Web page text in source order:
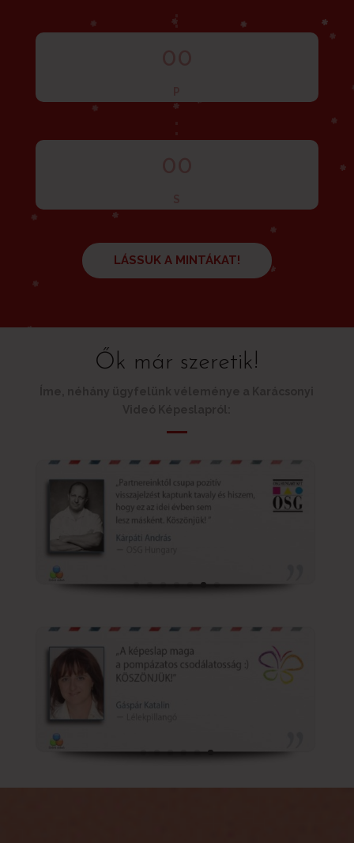
:
LÁSSUK A MINTÁKAT!
Ők már szeretik!